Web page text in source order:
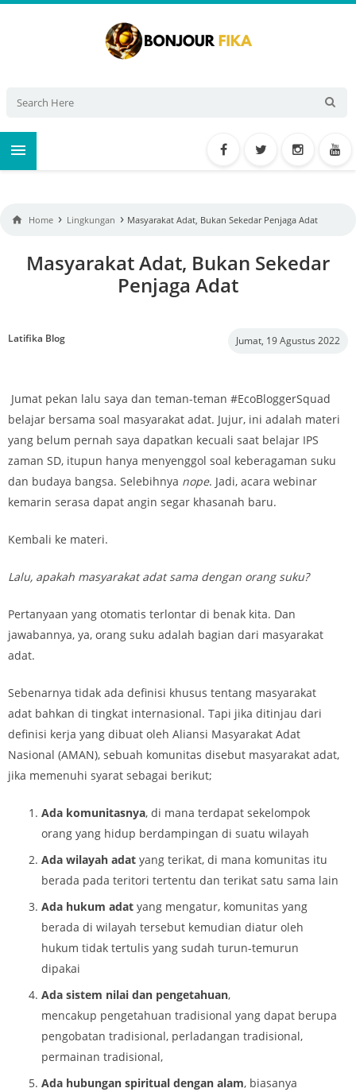

 Home › Lingkungan › Masyarakat Adat, Bukan Sekedar Penjaga Adat
Masyarakat Adat, Bukan Sekedar
Penjaga Adat
Latifika Blog Jumat, 19 Agustus 2022
Jumat pekan lalu saya dan teman-teman #EcoBloggerSquad
belajar bersama soal masyarakat adat. Jujur, ini adalah materi
yang belum pernah saya dapatkan kecuali saat belajar IPS
zaman SD, itupun hanya menyenggol soal keberagaman suku
dan budaya bangsa. Selebihnya nope. Jadi, acara webinar
kemarin serasa dapat angin segar khasanah baru.
Kembali ke materi.
Lalu, apakah masyarakat adat sama dengan orang suku?
Pertanyaan yang otomatis terlontar di benak kita. Dan
jawabannya, ya, orang suku adalah bagian dari masyarakat
adat.
Sebenarnya tidak ada definisi khusus tentang masyarakat
adat bahkan di tingkat internasional. Tapi jika ditinjau dari
definisi kerja yang dibuat oleh Aliansi Masyarakat Adat
Nasional (AMAN), sebuah komunitas disebut masyarakat adat,
jika memenuhi syarat sebagai berikut;
Ada komunitasnya, di mana terdapat sekelompok
orang yang hidup berdampingan di suatu wilayah
Ada wilayah adat yang terikat, di mana komunitas itu
berada pada teritori tertentu dan terikat satu sama lain
Ada hukum adat yang mengatur, komunitas yang
berada di wilayah tersebut kemudian diatur oleh
hukum tidak tertulis yang sudah turun-temurun
dipakai
Ada sistem nilai dan pengetahuan,
mencakup pengetahuan tradisional yang dapat berupa
pengobatan tradisional, perladangan tradisional,
permainan tradisional,
Ada hubungan spiritual dengan alam, biasanya